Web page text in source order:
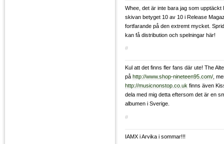
Whee, det är inte bara jag som
skivan betyget 10 av 10 i Release
fortfarande på den extremt mycket.
kan få distribution och spelningar här!
#
Kul att det finns fler fans där ute! The
på http://www.shop-nineteen95.com/ ,
http://musicnonstop.co.uk finns även
dela med mig detta eftersom det är en
albumen i Sverige.
#
IAMX i Arvika i sommar!!!